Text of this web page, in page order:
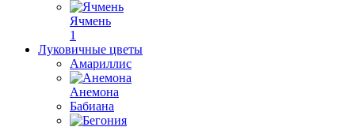
Ячмень
1
Луковичные цветы
Амариллис
Анемона
Бабиана